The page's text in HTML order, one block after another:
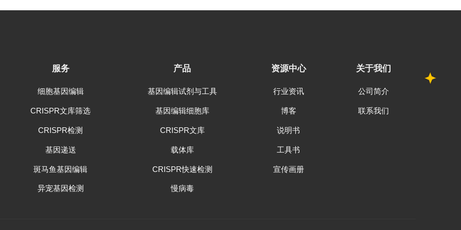
服务
细胞基因编辑
CRISPR文库筛选
CRISPR检测
基因递送
斑马鱼基因编辑
异宠基因检测
产品
基因编辑试剂与工具
基因编辑细胞库
CRISPR文库
载体库
CRISPR快速检测
慢病毒
资源中心
行业资讯
博客
说明书
工具书
宣传画册
关于我们
公司简介
联系我们